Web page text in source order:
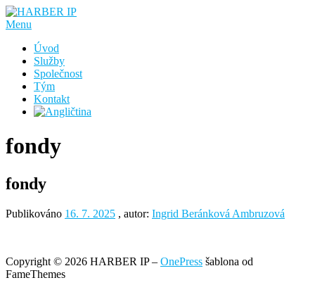
Přeskočit
na
Menu
Úvod
Služby
Společnost
Tým
Kontakt
fondy
fondy
Publikováno 16. 7. 2025 , autor: Ingrid Beránková Ambruzová
Copyright © 2026 HARBER IP– OnePress šablona od
FameThemes